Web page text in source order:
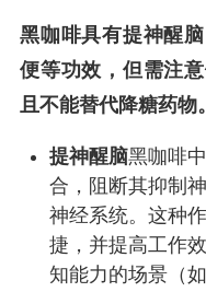
黑咖啡具有提神醒
便等功效，但需注
且不能替代降糖药物。
提神醒脑黑咖啡
合，阻断其抑制
神经系统。这种
捷，并提高工作
知能力的场景（